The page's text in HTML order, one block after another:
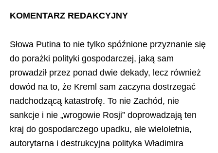
KOMENTARZ REDAKCYJNY
Słowa Putina to nie tylko spóźnione przyznanie się
do porażki polityki gospodarczej, jaką sam
prowadził przez ponad dwie dekady, lecz również
dowód na to, że Kreml sam zaczyna dostrzegać
nadchodzącą katastrofę. To nie Zachód, nie
sankcje i nie „wrogowie Rosji” doprowadzają ten
kraj do gospodarczego upadku, ale wieloletnia,
autorytarna i destrukcyjna polityka Władimira